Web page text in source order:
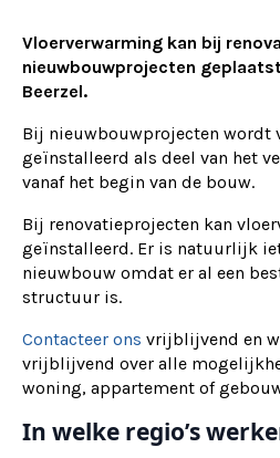
Vloerverwarming kan bij
nieuwbouwprojecten
Beerzel.
Bij nieuwbouwprojecten wordt
geïnstalleerd als deel van het
vanaf het begin van de bouw.
Bij renovatieprojecten kan
geïnstalleerd. Er is natuurlijk
nieuwbouw omdat er al een
structuur is.
Contacteer ons vrijblijvend en
vrijblijvend over alle
woning, appartement of
In welke regio’s